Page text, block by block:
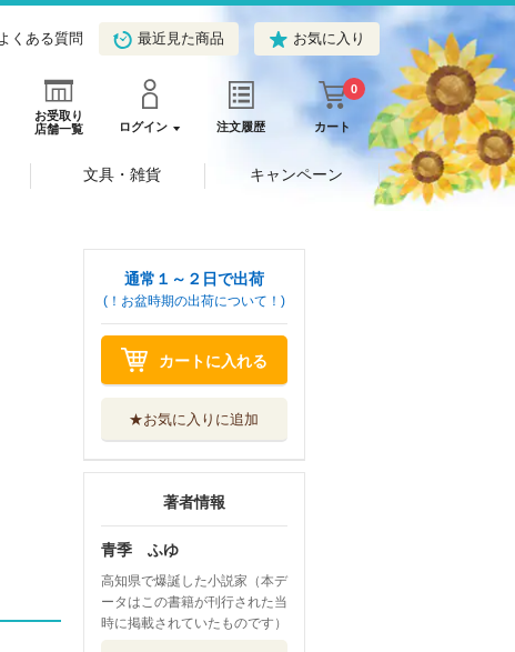
よくある質問 最近見た商品 お気に入り
お受取り
店舗一覧
ログイン 注文履歴 カート
0
文具・雑貨 キャンペーン
通常１～２日で出荷
(！お盆時期の出荷について！)
カートに入れる
★お気に入りに追加
著者情報
青季 ふゆ
高知県で爆誕した小説家（本デ
ータはこの書籍が刊行された当
時に掲載されていたものです）